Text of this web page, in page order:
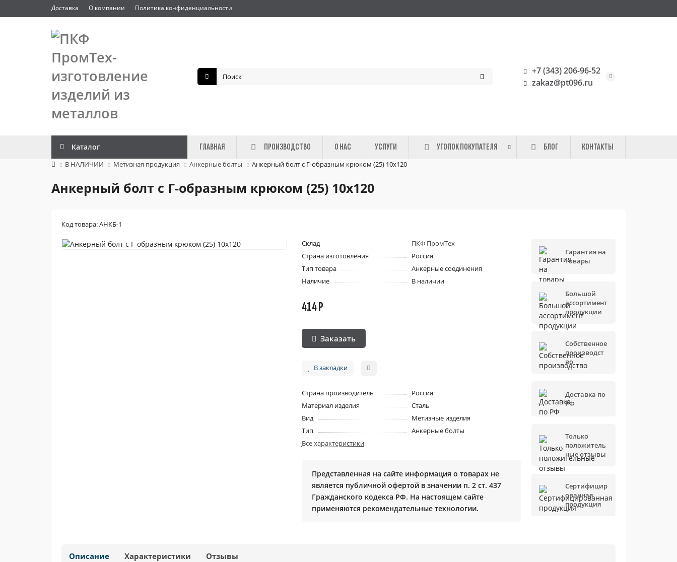
Доставка О компании Политика конфиденциальности
+7 (343) 206-96-52
zakaz@pt096.ru
Каталог ГЛАВНАЯ ПРОИЗВОДСТВО О НАС УСЛУГИ УГОЛОК ПОКУПАТЕЛЯ БЛОГ КОНТАКТЫ
В НАЛИЧИИ Метизная продукция Анкерные болты Анкерный болт c Г-образным крюком (25) 10х120
Анкерный болт c Г-образным крюком (25) 10х120
Код товара: АНКБ-1
Склад
ПКФ ПромТех
Страна изготовления
Россия
Тип товара
Анкерные соединения
Наличие
В наличии
414 Р
Заказать
В закладки
Страна производитель
Россия
Материал изделия
Сталь
Вид
Метизные изделия
Тип
Анкерные болты
Все характеристики
Представленная на сайте информация о товарах не
является публичной офертой в значении п. 2 ст. 437
Гражданского кодекса РФ. На настоящем сайте
применяются рекомендательные технологии.
Гарантия на
товары
Большой
ассортимент
продукции
Собственное
производст
во
Доставка по
РФ
Только
положитель
ные отзывы
Сертифицир
ованная
продукция
Описание Характеристики Отзывы